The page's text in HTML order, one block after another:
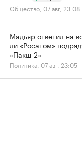
Общество, 07 авг, 23:08
Мадьяр ответил на
ли «Росатом»
«Пакш-2»
Политика, 07 авг, 23:05